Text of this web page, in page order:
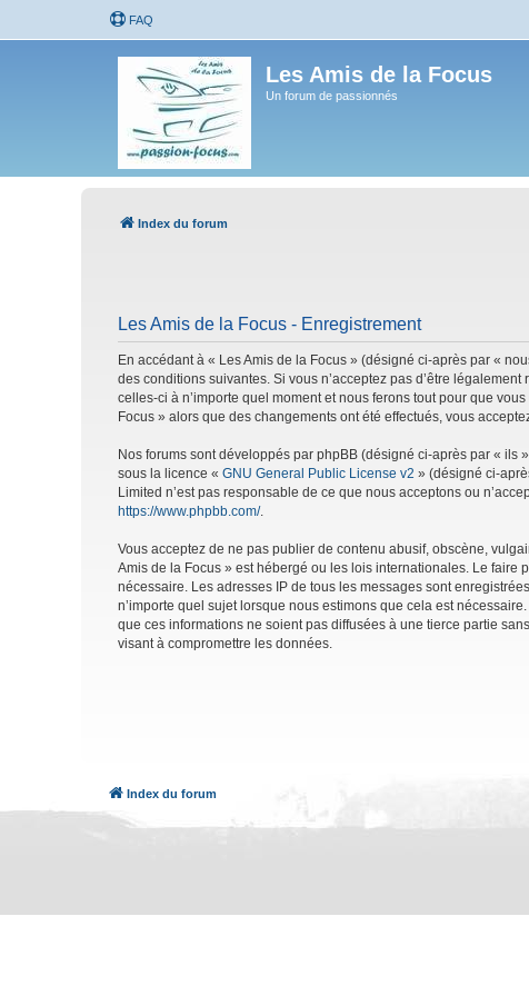
FAQ
Les Amis de la Focus
Un forum de passionnés
Index du forum
Les Amis de la Focus - Enregistrement
En accédant à « Les Amis de la Focus » (désigné ci-après par «
des conditions suivantes. Si vous n’acceptez pas d’être
celles-ci à n’importe quel moment et nous ferons tout pour que
Focus » alors que des changements ont été effectués, vous
Nos forums sont développés par phpBB (désigné ci-après par « ils
sous la licence « GNU General Public License v2 » (désigné ci-
Limited n’est pas responsable de ce que nous acceptons ou
https://www.phpbb.com/.
Vous acceptez de ne pas publier de contenu abusif, obscène,
Amis de la Focus » est hébergé ou les lois internationales. Le faire
nécessaire. Les adresses IP de tous les messages sont
n’importe quel sujet lorsque nous estimons que cela est
que ces informations ne soient pas diffusées à une tierce partie
visant à compromettre les données.
Index du forum